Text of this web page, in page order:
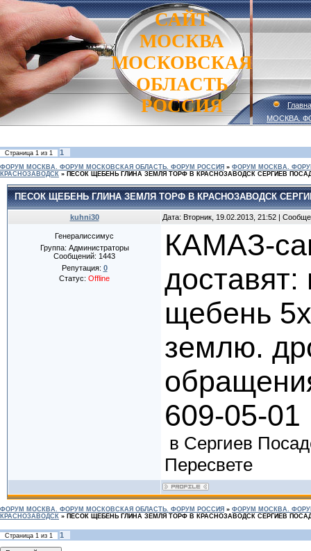
САЙТ
МОСКВА
МОСКОВСКАЯ
ОБЛАСТЬ
РОССИЯ
МОСКВА.
Страница 1 из 1 1
ФОРУМ МОСКВА. ФОРУМ МОСКОВСКАЯ ОБЛАСТЬ. ФОРУМ РОССИЯ » ФОРУМ МОСКВА.
КРАСНОЗАВОДСК » ПЕСОК ЩЕБЕНЬ ГЛИНА ЗЕМЛЯ ТОРФ В КРАСНОЗАВОДСК СЕРГИЕВ
ПЕСОК ЩЕБЕНЬ ГЛИНА ЗЕМЛЯ ТОРФ В КРАСНОЗАВОДСК
kuhni30 Дата: Вторник, 19.02.2013, 21:52 |
Генералиссимус
Группа: Администраторы
Сообщений: 1443
Репутация: 0
Статус: Offline
КАМАЗ-
щебень
землю.
609-05-01
в Сергиев
Пересвете
ФОРУМ МОСКВА. ФОРУМ МОСКОВСКАЯ ОБЛАСТЬ. ФОРУМ РОССИЯ » ФОРУМ МОСКВА.
КРАСНОЗАВОДСК » ПЕСОК ЩЕБЕНЬ ГЛИНА ЗЕМЛЯ ТОРФ В КРАСНОЗАВОДСК СЕРГИЕВ
Страница 1 из 1 1